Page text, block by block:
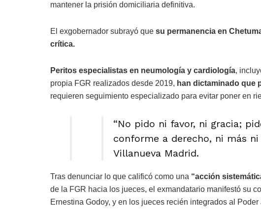
mantener la prisión domiciliaria definitiva.
El exgobernador subrayó que su permanencia en
crítica.
Peritos especialistas en neumología y cardiología,
propia FGR realizados desde 2019, han dictaminado que
requieren seguimiento especializado para evitar poner en
“No pido ni favor, ni gracia;
conforme a derecho, ni más ni
Villanueva Madrid.
Tras denunciar lo que calificó como una “acción
de la FGR hacia los jueces, el exmandatario manifestó su
Ernestina Godoy, y en los jueces recién integrados al